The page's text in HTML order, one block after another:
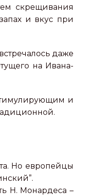
скрещивания
и вкус при
даже
на Ивана-
и
Но европейцы
Н. Монардеса –